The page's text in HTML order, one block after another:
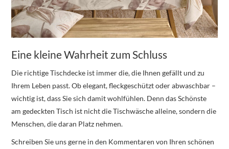
Eine kleine Wahrheit zum Schluss
Die richtige Tischdecke ist immer die, die Ihnen gefällt und zu
Ihrem Leben passt. Ob elegant, fleckgeschützt oder abwaschbar –
wichtig ist, dass Sie sich damit wohlfühlen. Denn das Schönste
am gedeckten Tisch ist nicht die Tischwäsche alleine, sondern die
Menschen, die daran Platz nehmen.
Schreiben Sie uns gerne in den Kommentaren von Ihren schönen